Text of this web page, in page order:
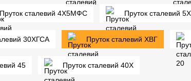
Пруток сталевий 4Х5МФС Пруток сталевий
30ХГСА Пруток сталевий ХВГ
45 Пруток сталевий 40Х